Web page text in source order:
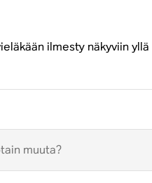
ilmesty näkyviin